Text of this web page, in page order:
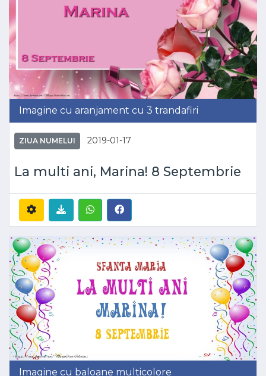
Imagine cu aranjament cu 3 trandafiri
ZIUA NUMELUI 2019-01-17
La multi ani, Marina! 8 Septembrie
Imagine cu baloane multicolore